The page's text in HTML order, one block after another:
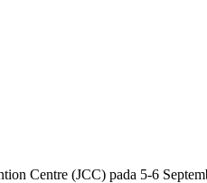
Centre (JCC) pada 5-6